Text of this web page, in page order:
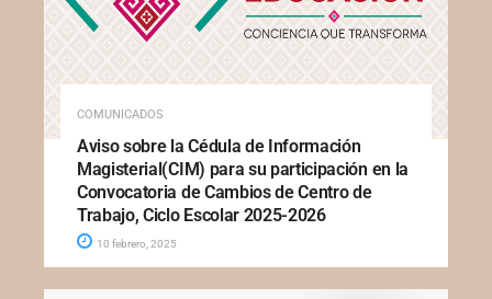
COMUNICADOS
Aviso sobre la Cédula de Información
Magisterial(CIM) para su participación en la
Convocatoria de Cambios de Centro de
Trabajo, Ciclo Escolar 2025-2026
10 febrero, 2025